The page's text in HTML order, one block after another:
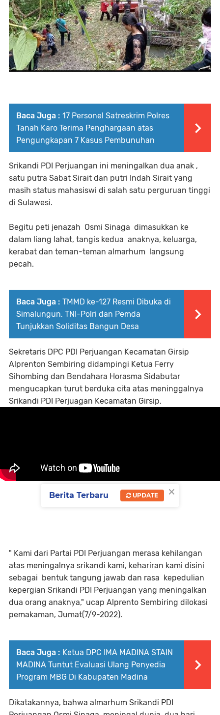
Baca Juga : 17 Personel Satreskrim Polres
Tanah Karo Terima Penghargaan atas
Pengungkapan 7 Kasus Pembunuhan
Srikandi PDI Perjuangan ini meningalkan dua anak ,
satu putra Sabat Sirait dan putri Indah Sirait yang
masih status mahasiswi di salah satu perguruan tinggi
di Sulawesi.
Begitu peti jenazah Osmi Sinaga dimasukkan ke
dalam liang lahat, tangis kedua anaknya, keluarga,
kerabat dan teman-teman almarhum langsung
pecah.
Baca Juga : TMMD ke-127 Resmi Dibuka di
Simalungun, TNI-Polri dan Pemda
Tunjukkan Soliditas Bangun Desa
Sekretaris DPC PDI Perjuangan Kecamatan Girsip
Alprenton Sembiring didampingi Ketua Ferry
Sihombing dan Bendahara Horasma Sidabutar
mengucapkan turut berduka cita atas meninggalnya
Srikandi PDI Perjuagan Kecamatan Girsip.
" Kami dari Partai PDI Perjuangan merasa kehilangan
atas meningalnya srikandi kami, kehariran kami disini
sebagai bentuk tangung jawab dan rasa kepedulian
kepergian Srikandi PDI Perjuangan yang meningalkan
dua orang anaknya," ucap Alprento Sembiring dilokasi
pemakaman, Jumat(7/9-2022).
Baca Juga : ‎Ketua DPC IMA MADINA STAIN
MADINA Tuntut Evaluasi Ulang Penyedia
Program MBG Di Kabupaten Madina
Dikatakannya, bahwa almarhum Srikandi PDI
×
Berita Terbaru UPDATE